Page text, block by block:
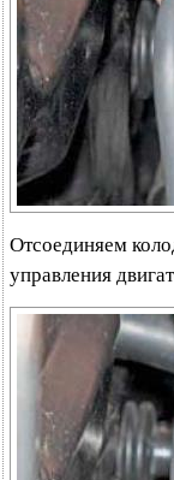
Отсоединяем
управления